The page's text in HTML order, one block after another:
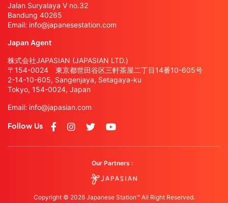
Jalan Suryalaya V no.32
Bandung 40265
Email: info@japanesestation.com
Japan Agent
株式会社JAPASIAN (JAPASIAN LTD.)
〒154-0024 東京都世田谷区三軒茶屋二丁目14番10-605号
2-14-10-605, Sangenjaya, Setagaya-ku
Tokyo, 154-0024, Japan
Email: info@japasian.com
Follow Us
Our Partners :
Copyright © 2026 Japanese Station™ All Right Reserved.